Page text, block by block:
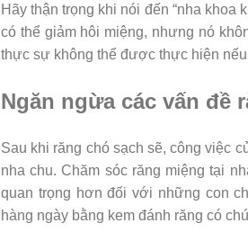
Hãy thận trọng khi nói đến “nha khoa
có thể giảm hôi miệng, nhưng nó
thực sự không thể được thực hiện
Ngăn ngừa các vấn đề
Sau khi răng chó sạch sẽ, công việc
nha chu. Chăm sóc răng miệng tại
quan trọng hơn đối với những con
hàng ngày bằng kem đánh răng có